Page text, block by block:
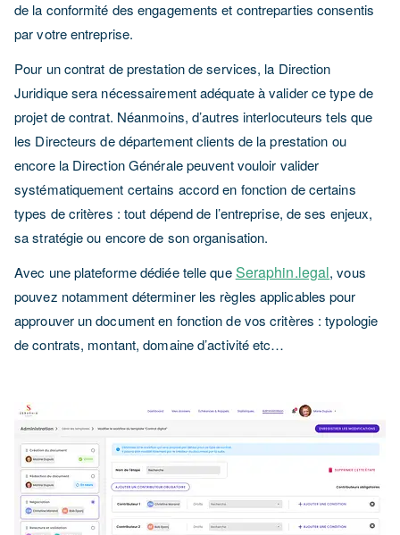
de la conformité des engagements et contreparties consentis
par votre entreprise.
Pour un contrat de prestation de services, la Direction
Juridique sera nécessairement adéquate à valider ce type de
projet de contrat. Néanmoins, d’autres interlocuteurs tels que
les Directeurs de département clients de la prestation ou
encore la Direction Générale peuvent vouloir valider
systématiquement certains accord en fonction de certains
types de critères : tout dépend de l’entreprise, de ses enjeux,
sa stratégie ou encore de son organisation.
Avec une plateforme dédiée telle queSeraphin.legal, vous
pouvez notamment déterminer les règles applicables pour
approuver un document en fonction de vos critères : typologie
de contrats, montant, domaine d’activité etc…